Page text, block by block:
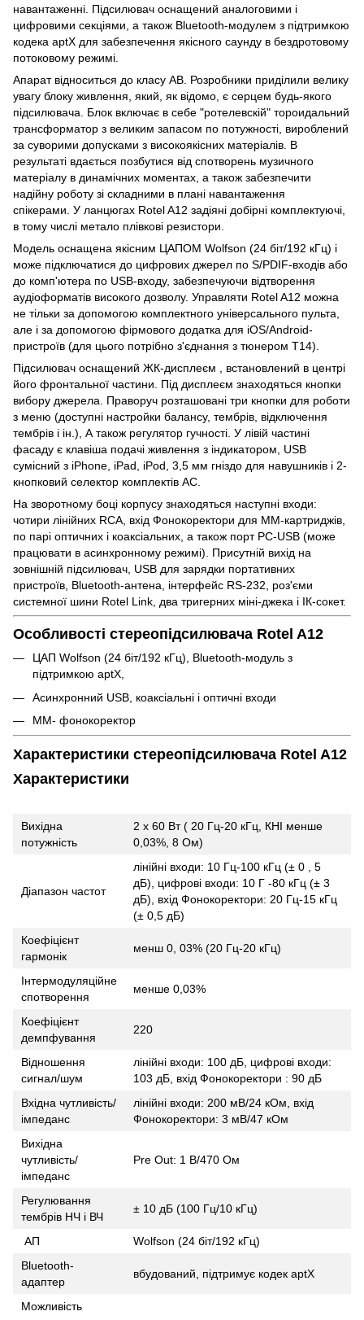
навантаженні. Підсилювач оснащений аналоговими і
цифровими секціями, а також Bluetooth-модулем з підтримкою
кодека aptX для забезпечення якісного саунду в бездротовому
потоковому режимі.
Апарат відноситься до класу AB. Розробники приділили велику
увагу блоку живлення, який, як відомо, є серцем будь-якого
підсилювача. Блок включає в себе "ротелевскій" тороидальний
трансформатор з великим запасом по потужності, вироблений
за суворими допусками з високоякісних матеріалів. В
результаті вдається позбутися від спотворень музичного
матеріалу в динамічних моментах, а також забезпечити
надійну роботу зі складними в плані навантаження
спікерами. У ланцюгах Rotel A12 задіяні добірні комплектуючі,
в тому числі метало плівкові резистори.
Модель оснащена якісним ЦАПОМ Wolfson (24 біт/192 кГц) і
може підключатися до цифрових джерел по S/PDIF-входів або
до комп'ютера по USB-входу, забезпечуючи відтворення
аудіоформатів високого дозволу. Управляти Rotel A12 можна
не тільки за допомогою комплектного універсального пульта,
але і за допомогою фірмового додатка для iOS/Android-
пристроїв (для цього потрібно з'єднання з тюнером T14).
Підсилювач оснащений ЖК-дисплеєм , встановлений в центрі
його фронтальної частини. Під дисплеєм знаходяться кнопки
вибору джерела. Праворуч розташовані три кнопки для роботи
з меню (доступні настройки балансу, тембрів, відключення
тембрів і ін.), А також регулятор гучності. У лівій частині
фасаду є клавіша подачі живлення з індикатором, USB
сумісний з iPhone, iPad, iPod, 3,5 мм гніздо для навушників і 2-
кнопковий селектор комплектів АС.
На зворотному боці корпусу знаходяться наступні входи:
чотири лінійних RCA, вхід Фонокоректори для MM-картриджів,
по парі оптичних і коаксіальних, а також порт PC-USB (може
працювати в асинхронному режимі). Присутній вихід на
зовнішній підсилювач, USB для зарядки портативних
пристроїв, Bluetooth-антена, інтерфейс RS-232, роз'єми
системної шини Rotel Link, два тригерних міні-джека і ІК-сокет.
Особливості стереопідсилювача Rotel A12
ЦАП Wolfson (24 біт/192 кГц), Bluetooth-модуль з
підтримкою aptX,
Асинхронний USB, коаксіальні і оптичні входи
MM- фонокоректор
Характеристики стереопідсилювача Rotel A12
Характеристики
Вихідна
потужність
2 х 60 Вт ( 20 Гц-20 кГц, КНІ менше
0,03%, 8 Ом)
Діапазон частот
лінійні входи: 10 Гц-100 кГц (± 0 , 5
дБ), цифрові входи: 10 Г -80 кГц (± 3
дБ), вхід Фонокоректори: 20 Гц-15 кГц
(± 0,5 дБ)
Коефіцієнт
гармонік
менш 0, 03% (20 Гц-20 кГц)
Інтермодуляційне
спотворення
менше 0,03%
Коефіцієнт
демпфування
220
Відношення
сигнал/шум
лінійні входи: 100 дБ, цифрові входи:
103 дБ, вхід Фонокоректори : 90 дБ
Вхідна чутливість/
імпеданс
лінійні входи: 200 мВ/24 кОм, вхід
Фонокоректори: 3 мВ/47 кОм
Вихідна
чутливість/
імпеданс
Pre Out: 1 В/470 Ом
Регулювання
тембрів НЧ і ВЧ
± 10 дБ (100 Гц/10 кГц)
АП
Wolfson (24 біт/192 кГц)
Bluetooth-
адаптер
вбудований, підтримує кодек aptX
Можливість